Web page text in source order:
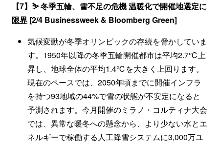
【7】⛷️冬季五輪、雪不足の危機 温暖化で開催地選定に
限界 [2/4 Businessweek & Bloomberg Green]
気候変動が冬季オリンピックの存続を脅かしていま
す。1950年以降の冬季五輪開催都市は平均2.7℃上
昇し、地球全体の平均1.4℃を大きく上回ります。
現在のペースでは、2050年頃までに開催インフラ
を持つ93地域の44%で雪の状態が不安定になると
予測されます。今月開催のミラノ・コルティナ大会
では、異常な暖冬への懸念から、より少ない水とエ
ネルギーで稼働する人工降雪システムに3,000万ユ